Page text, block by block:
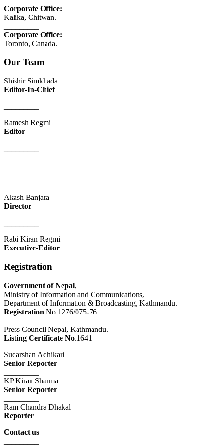
Corporate Office:
Kalika, Chitwan.
Corporate Office:
Toronto, Canada.
Our Team
Shishir Simkhada
Editor-In-Chief
Ramesh Regmi
Editor
Akash Banjara
Director
Rabi Kiran Regmi
Executive-Editor
Registration
Government of Nepal,
Ministry of Information and Communications,
Department of Information & Broadcasting, Kathmandu.
Registration No.1276/075-76
Press Council Nepal, Kathmandu.
Listing Certificate No.1641
Sudarshan Adhikari
Senior Reporter
KP Kiran Sharma
Senior Reporter
Ram Chandra Dhakal
Reporter
Contact us